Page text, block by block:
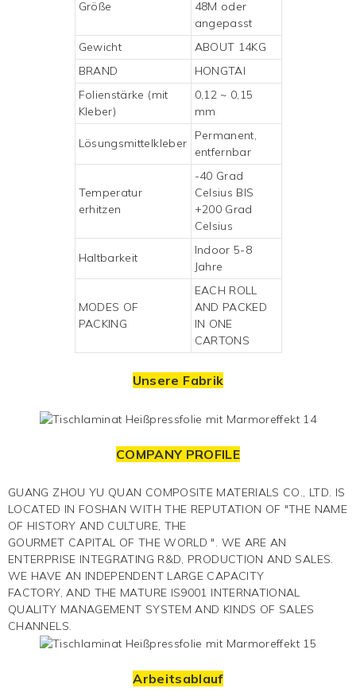
Größe
48M oder
angepasst
Gewicht
ABOUT 14KG
BRAND
HONGTAI
Folienstärke (mit
Kleber)
0,12 ~ 0,15
mm
Lösungsmittelkleber
Permanent,
entfernbar
Temperatur
erhitzen
-40 Grad
Celsius BIS
+200 Grad
Celsius
Haltbarkeit
Indoor 5-8
Jahre
MODES OF
PACKING
EACH ROLL
AND PACKED
IN ONE
CARTONS
Unsere Fabrik
COMPANY PROFILE
GUANG ZHOU YU QUAN COMPOSITE MATERIALS CO., LTD. IS
LOCATED IN FOSHAN WITH THE REPUTATION OF "THE NAME
OF HISTORY AND CULTURE, THE
GOURMET CAPITAL OF THE WORLD ". WE ARE AN
ENTERPRISE INTEGRATING R&D, PRODUCTION AND SALES.
WE HAVE AN INDEPENDENT LARGE CAPACITY
FACTORY, AND THE MATURE IS9001 INTERNATIONAL
QUALITY MANAGEMENT SYSTEM AND KINDS OF SALES
CHANNELS.
Arbeitsablauf